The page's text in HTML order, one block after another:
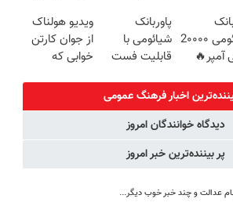
با
ویژه🔥
روزه ساخت!
شیائومی 2۰۰۰۰
آمپر🔥
درب
پاوربانک
شیائومی با
قابلیت فست
های بی برقی⚡
ویدیو هولناک
از جوان کارتن
خوابی که
اخبار فرهنگ عمومی
دیدگاه خوانندگان امروز
پر بیننده‌ترین خبر امروز
عدالت و چند خبر خوب دیگر...